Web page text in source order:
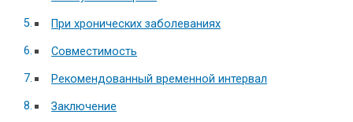
При хронических заболеваниях
Совместимость
Рекомендованный временной интервал
Заключение